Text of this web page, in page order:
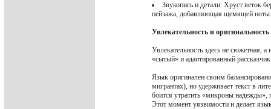
Звукопись и детали: Хруст веток
пейзажа, добавляющая щемящей ноты.
Увлекательность и
Увлекательность здесь не сюжетная,
«сытый» и адаптированный
Язык оригинален своим
мигрантах), но удерживает текст в
боится утратить «микроны надежды»,
Этот момент уязвимости и делает